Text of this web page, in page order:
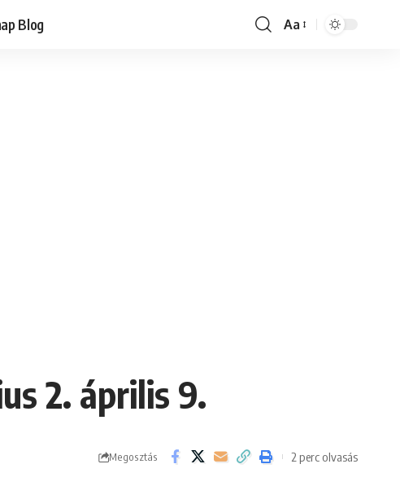
Blog
Font
Aa
2. április 9.
Megosztás 2 perc olvasás